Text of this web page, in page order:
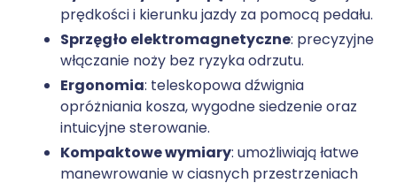
prędkości i kierunku jazdy za pomocą pedału.
Sprzęgło elektromagnetyczne: precyzyjne
włączanie noży bez ryzyka odrzutu.
Ergonomia: teleskopowa dźwignia
opróżniania kosza, wygodne siedzenie oraz
intuicyjne sterowanie.
Kompaktowe wymiary: umożliwiają łatwe
manewrowanie w ciasnych przestrzeniach